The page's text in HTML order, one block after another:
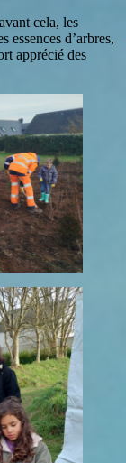
cela, les
essences d’arbres,
apprécié des